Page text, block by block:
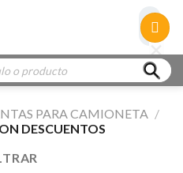
PARA CAMIONETA /
DESCUENTOS
×
×
×